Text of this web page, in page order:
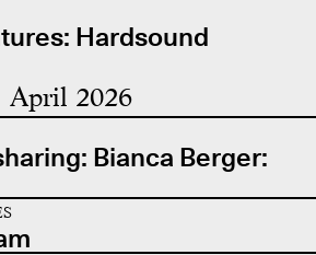
Hardsound
April 2026
Bianca Berger: